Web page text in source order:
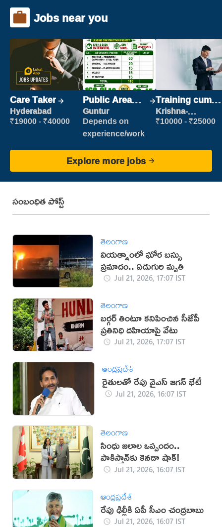
Jobs near you
Care Taker
Hyderabad
₹19000 - ₹40000
Public Area
Cleaner
Guntur
Depends on
experience/work
Training cum
Placement
Krishna-
vijayawada
₹10000 - ₹25000
Explore more jobs
సంబంధిత పోస్ట్
తెలంగాణ
వియత్నాంలో ఘోర బస్సు
ప్రమాదం.. ఏడుగురి మృతి
Jul 21, 2026, 17:07 IST
తెలంగాణ
బర్గర్ తింటూ కనిపించిన సీజేపీ
ప్రతినిధి దహియాపై వేటు
Jul 21, 2026, 17:07 IST
ఆంధ్రప్రదేశ్
రైతులతో రేపు వైఎస్ జగన్ భేటీ
Jul 21, 2026, 16:07 IST
తెలంగాణ
సింధు జలాల ఒప్పందం..
పాకిస్తాన్‌కు కెనడా షాక్!
Jul 21, 2026, 16:07 IST
ఆంధ్రప్రదేశ్
రేపు ఢిల్లీకి ఏపీ సీఎం చంద్రబాబు
Jul 21, 2026, 16:07 IST